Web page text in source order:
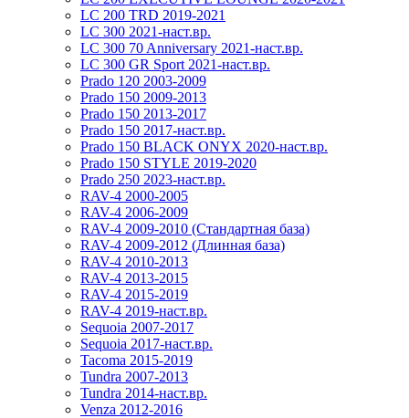
LC 200 TRD 2019-2021
LC 300 2021-наст.вр.
LC 300 70 Anniversary 2021-наст.вр.
LC 300 GR Sport 2021-наст.вр.
Prado 120 2003-2009
Prado 150 2009-2013
Prado 150 2013-2017
Prado 150 2017-наст.вр.
Prado 150 BLACK ONYX 2020-наст.вр.
Prado 150 STYLE 2019-2020
Prado 250 2023-наст.вр.
RAV-4 2000-2005
RAV-4 2006-2009
RAV-4 2009-2010 (Стандартная база)
RAV-4 2009-2012 (Длинная база)
RAV-4 2010-2013
RAV-4 2013-2015
RAV-4 2015-2019
RAV-4 2019-наст.вр.
Sequoia 2007-2017
Sequoia 2017-наст.вр.
Tacoma 2015-2019
Tundra 2007-2013
Tundra 2014-наст.вр.
Venza 2012-2016